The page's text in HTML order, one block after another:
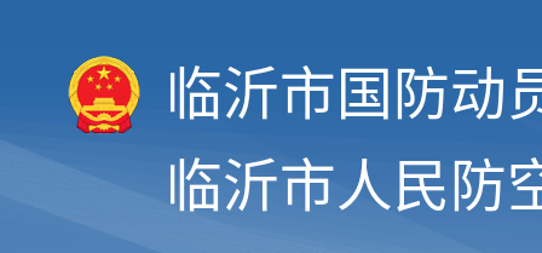
临沂市国防动
临沂市人民防